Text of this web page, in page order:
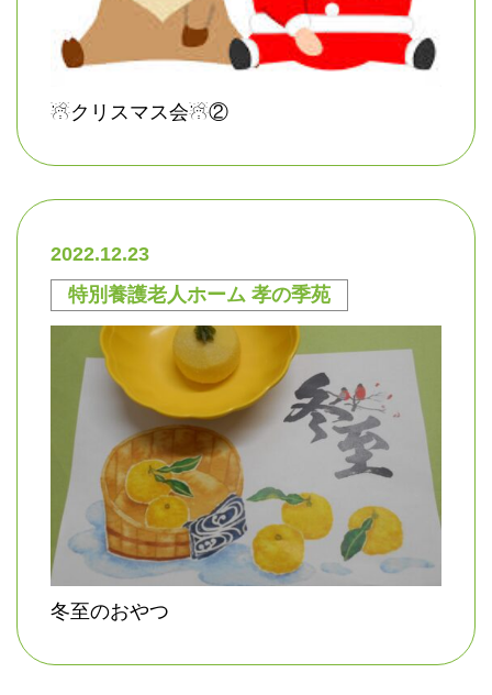
☃クリスマス会☃②
2022.12.23
特別養護老人ホーム 孝の季苑
冬至のおやつ